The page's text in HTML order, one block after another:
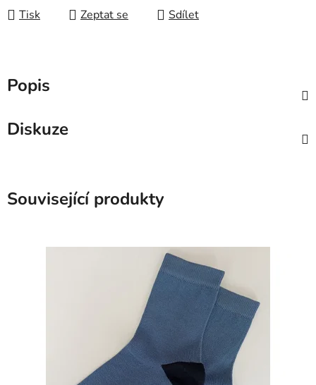
Tisk Zeptat se Sdílet
Popis
Diskuze
Související produkty